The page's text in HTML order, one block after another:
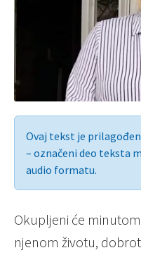
Ovaj tekst je
– označeni deo teksta
audio formatu.
Okupljeni će
njenom životu,